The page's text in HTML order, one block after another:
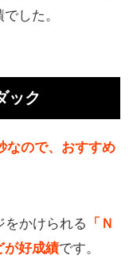
した。
ック
なので、おすすめ
をかけられる
「Ｎ
好成績です。